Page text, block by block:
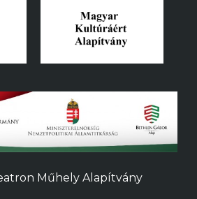
Műhely Alapítvány